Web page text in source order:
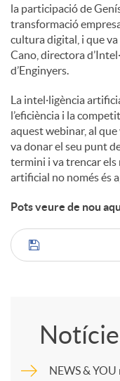
la participació de
transformació
cultura digital, i que
Cano, directora
d’Enginyers.
La intel·ligència
l’eficiència i la
aquest webinar, al
va donar el seu punt
termini i va trencar els
artificial no només és
Pots veure de nou
C
NEWS & YOU